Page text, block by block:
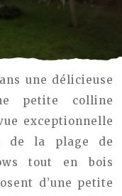
une délicieuse
petite colline
exceptionnelle
de la plage de
tout en bois
d’une petite